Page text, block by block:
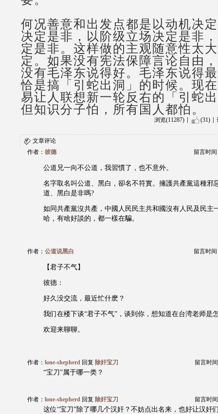
何况善意和出发点都是以动机决
决定是非，以阶级立场决定是非
定是非。这样做的主观随意性太
定。如果没有宪法保障言论自由
没有毛泽东说得好。毛泽东说得
恰是搞「引蛇出洞」的时候。现
易让人联想新一轮反右的「引蛇
但知识分子怕，所有国人都怕。
浏览(11287) (31)
文章评论
作者： 彼德 留言时间
公道兄一向不公道，我習慣了，也不意外。
名字取名叫公道、黑白，卻名不符實。擁護共產黨這種邪
道、黑白是非嗎?
如同共產黨沒共產，中國人民民主共和國沒有人民及民主
哈，有啥好談的，都一樣在騙。
作者： 公道说黑白 留言时间
【君子不气】
彼德：
好久没交流，最近忙什麽？
我们在楼下谈“君子不气”，谈到你，想知道在台湾老师是
欢迎来聊聊。
作者： lone-shepherd 回复 除奸宝刀 留言时
“宝刀”属于哪一类？
作者： lone-shepherd 回复 除奸宝刀 留言时
这位“宝刀”除了哪几个汉奸？不妨点出名来，也好让汉奸